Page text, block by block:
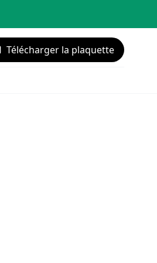
Télécharger la plaquette